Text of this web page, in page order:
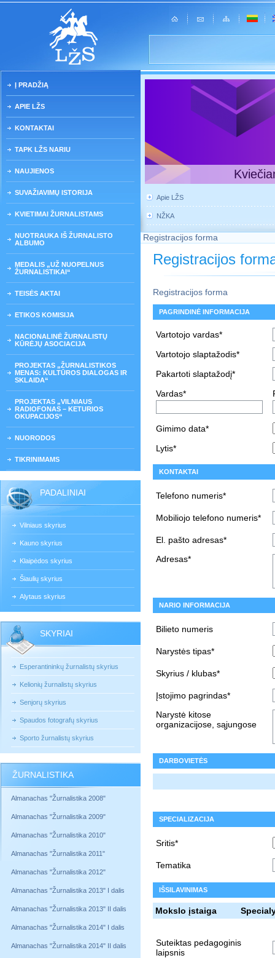
Į PRADŽIĄ
APIE LŽS
KONTAKTAI
TAPK LŽS NARIU
NAUJIENOS
SUVAŽIAVIMŲ ISTORIJA
KVIETIMAI ŽURNALISTAMS
NUOTRAUKA IŠ ŽURNALISTO
ALBUMO
MEDALIS „UŽ NUOPELNUS
ŽURNALISTIKAI“
TEISĖS AKTAI
ETIKOS KOMISIJA
NACIONALINĖ ŽURNALISTŲ
KŪRĖJŲ ASOCIACIJA
PROJEKTAS „ŽURNALISTIKOS
MENAS: KULTŪROS DIALOGAS IR
SKLAIDA“
PROJEKTAS „VILNIAUS
RADIOFONAS – KETURIOS
OKUPACIJOS“
NUORODOS
TIKRINIMAMS
PADALINIAI
Vilniaus skyrius
Kauno skyrius
Klaipėdos skyrius
Šiaulių skyrius
Alytaus skyrius
SKYRIAI
Esperantininkų žurnalistų skyrius
Kelionių žurnalistų skyrius
Senjorų skyrius
Spaudos fotografų skyrius
Sporto žurnalistų skyrius
ŽURNALISTIKA
Almanachas "Žurnalistika 2008"
Almanachas "Žurnalistika 2009"
Almanachas "Žurnalistika 2010"
Almanachas "Žurnalistika 2011"
Almanachas "Žurnalistika 2012"
Almanachas "Žurnalistika 2013" I dalis
Almanachas "Žurnalistika 2013" II dalis
Almanachas "Žurnalistika 2014" I dalis
Almanachas "Žurnalistika 2014" II dalis
Apie LŽS
NŽKA
Registracijos forma
Registracijos
Registracijos forma
PAGRINDINĖ INFORMACIJA
Vartotojo vardas*
Vartotojo slaptažodis*
Pakartoti slaptažodį*
Vardas*
Gimimo data*
Lytis*
KONTAKTAI
Telefono numeris*
Mobiliojo telefono numeris*
El. pašto adresas*
Adresas*
NARIO INFORMACIJA
Bilieto numeris
Narystės tipas*
Skyrius / klubas*
Įstojimo pagrindas*
Narystė kitose
organizacijose, sąjungose
DARBOVIETĖS
SPECIALIZACIJA
Sritis*
Tematika
IŠSILAVINIMAS
Mokslo įstaiga
Suteiktas pedagoginis
laipsnis